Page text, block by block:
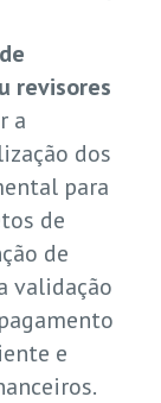
revisores
a
dos
para
de
de
validação
e